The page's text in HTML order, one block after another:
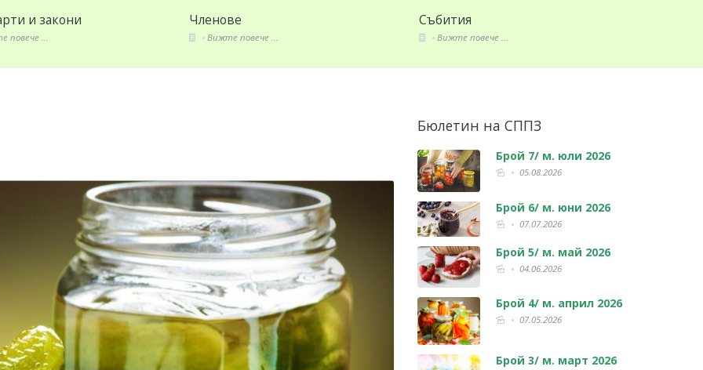
и закони
повече ...
Членове
Вижте повече ...
Събития
Вижте повече ...
Бюлетин на СППЗ
Брой 7/ м. юли 2026
05.08.2026
Брой 6/ м. юни 2026
07.07.2026
Брой 5/ м. май 2026
04.06.2026
Брой 4/ м. април 2026
07.05.2026
Брой 3/ м. март 2026